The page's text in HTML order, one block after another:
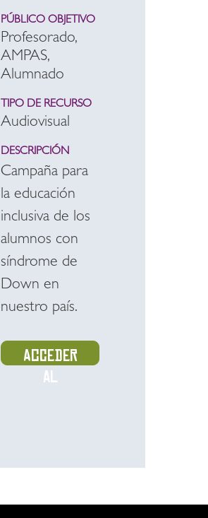
PÚBLICO OBJETIVO
Profesorado,
AMPAS,
Alumnado
TIPO DE RECURSO
Audiovisual
DESCRIPCIÓN
Campaña para
la educación
inclusiva de los
alumnos con
síndrome de
Down en
nuestro país.
Acceder
al